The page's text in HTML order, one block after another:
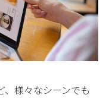
様々なシーンでも